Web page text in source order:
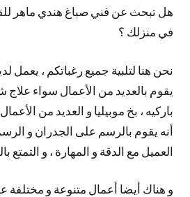
هل تبحث عن فني صباغ هندي ماهر
في منزلك ؟
نحن هنا لتلبية جميع رغباتكم ، يعمل
يقوم بالعديد من الأعمال سواء
باركيه ، بخ موبيليا و العديد من
أنه يقوم بالرسم على الجدران و
العميل مع الدقة و المهارة ، و التمتع
و هناك أيضا أعمال متنوعة و مختلفة